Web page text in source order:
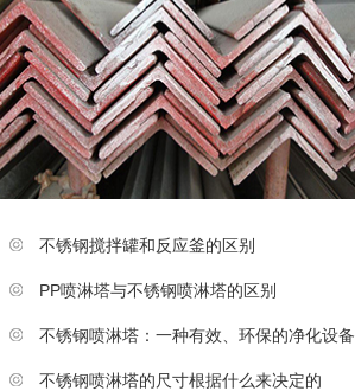
不锈钢搅拌罐和反应釜的区别
PP喷淋塔与不锈钢喷淋塔的区别
不锈钢喷淋塔：一种有效、环保的净化设备
不锈钢喷淋塔的尺寸根据什么来决定的